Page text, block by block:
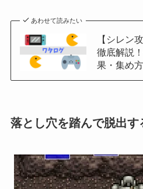
あわせて読みたい
【シレン
徹底解説
果・集め
落とし穴を踏んで脱出す